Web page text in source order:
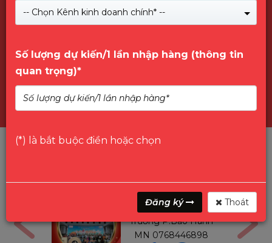
Giới Thiệu về PNY
Mr Gon
Trưởng P.Bảo Hành
MN 0768446898
-- Chọn Kênh kinh doanh chính* --
Số lượng dự kiến/1 lần nhập hàng (thông tin
quan trọng)*
(*) là bắt buộc điền hoặc chọn
Đăng ký Thoát